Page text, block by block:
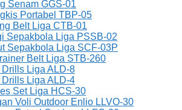
Senam GGS-01
Portabel TBP-05
Belt Liga CTB-01
Sepakbola Liga PSSB-02
Sepakbola Liga SCF-03P
Belt Liga STB-260
Liga ALD-8
Liga ALD-4
Set Liga HCS-30
Voli Outdoor Enlio LLVO-30